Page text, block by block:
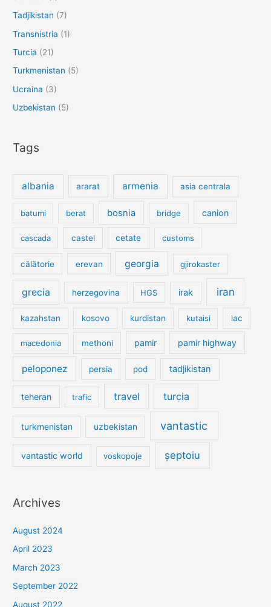
Tadjikistan (7)
Transnistria (1)
Turcia (21)
Turkmenistan (5)
Ucraina (3)
Uzbekistan (5)
Tags
albania ararat armenia asia centrala
batumi berat bosnia bridge canion
cascada castel cetate customs
călătorie erevan georgia gjirokaster
grecia herzegovina HGS irak iran
kazahstan kosovo kurdistan kutaisi lac
macedonia methoni pamir pamir highway
peloponez persia pod tadjikistan
teheran trafic travel turcia
turkmenistan uzbekistan vantastic
vantastic world voskopoje șeptoiu
Archives
August 2024
April 2023
March 2023
September 2022
August 2022